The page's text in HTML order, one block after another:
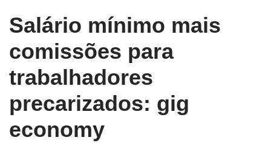
Salário mínimo mais
comissões para
trabalhadores
precarizados: gig
economy